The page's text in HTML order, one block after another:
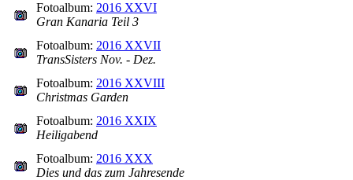
Fotoalbum: 2016 XXVI
Gran Kanaria Teil 3
Fotoalbum: 2016 XXVII
TransSisters Nov. - Dez.
Fotoalbum: 2016 XXVIII
Christmas Garden
Fotoalbum: 2016 XXIX
Heiligabend
Fotoalbum: 2016 XXX
Dies und das zum Jahresende